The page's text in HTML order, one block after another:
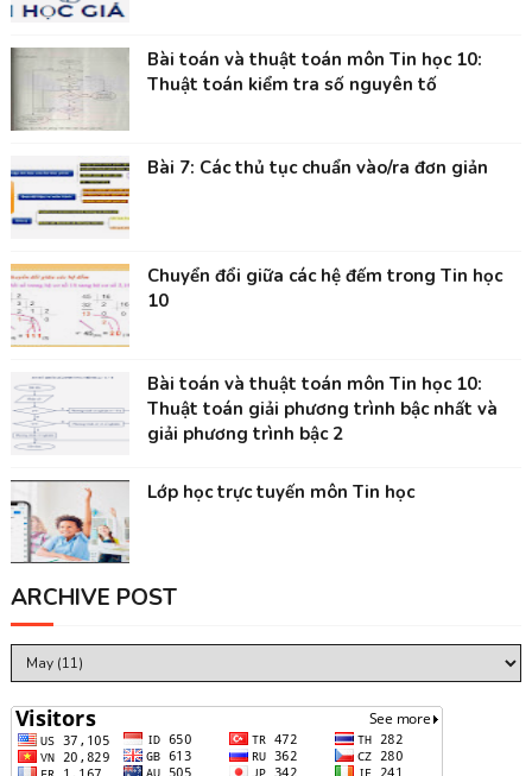
Bài toán và thuật toán môn Tin học 10:
Thuật toán kiểm tra số nguyên tố
Bài 7: Các thủ tục chuẩn vào/ra đơn giản
Chuyển đổi giữa các hệ đếm trong Tin học
10
Bài toán và thuật toán môn Tin học 10:
Thuật toán giải phương trình bậc nhất và
giải phương trình bậc 2
Lớp học trực tuyến môn Tin học
ARCHIVE POST